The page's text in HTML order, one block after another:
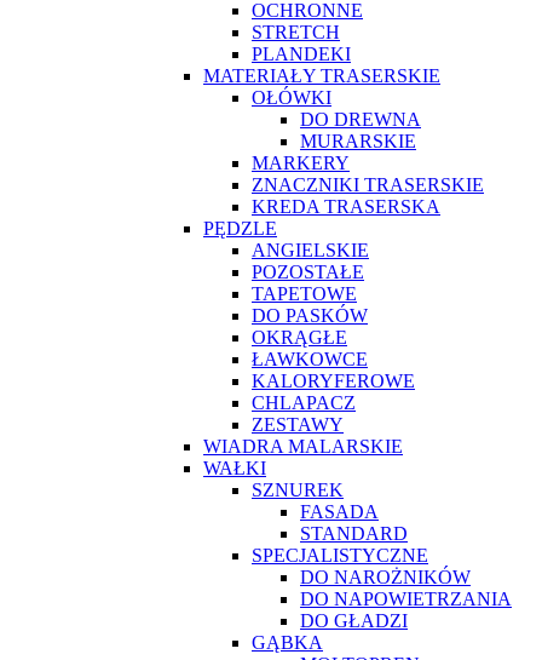
OCHRONNE
STRETCH
PLANDEKI
MATERIAŁY TRASERSKIE
OŁÓWKI
DO DREWNA
MURARSKIE
MARKERY
ZNACZNIKI TRASERSKIE
KREDA TRASERSKA
PĘDZLE
ANGIELSKIE
POZOSTAŁE
TAPETOWE
DO PASKÓW
OKRĄGŁE
ŁAWKOWCE
KALORYFEROWE
CHLAPACZ
ZESTAWY
WIADRA MALARSKIE
WAŁKI
SZNUREK
FASADA
STANDARD
SPECJALISTYCZNE
DO NAROŻNIKÓW
DO NAPOWIETRZANIA
DO GŁADZI
GĄBKA